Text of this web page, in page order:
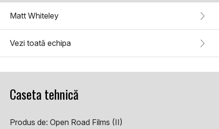
Matt Whiteley
Vezi toată echipa
Caseta tehnică
Produs de: Open Road Films (II)